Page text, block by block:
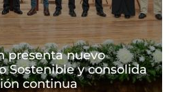
presenta nuevo
Sostenible y consolida
continua